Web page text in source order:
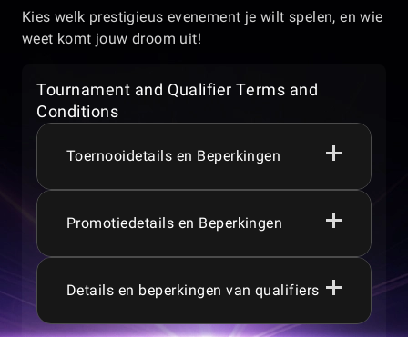
Kies welk prestigieus evenement je wilt spelen, en wie
weet komt jouw droom uit!
Tournament and Qualifier Terms and
Conditions
Toernooidetails en Beperkingen
Spelers moeten 18+, 19+, 21+ of 24+ jaar
promoties.
toernooien, spellen en spelkenmerken
Promotiedetails en Beperkingen
WSOP Express draait dagelijks van
Details en beperkingen van qualifiers